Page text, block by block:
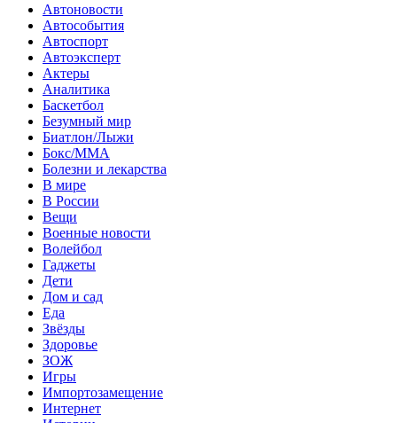
Автоновости
Автособытия
Автоспорт
Автоэксперт
Актеры
Аналитика
Баскетбол
Безумный мир
Биатлон/Лыжи
Бокс/MMA
Болезни и лекарства
В мире
В России
Вещи
Военные новости
Волейбол
Гаджеты
Дети
Дом и сад
Еда
Звёзды
Здоровье
ЗОЖ
Игры
Импортозамещение
Интернет